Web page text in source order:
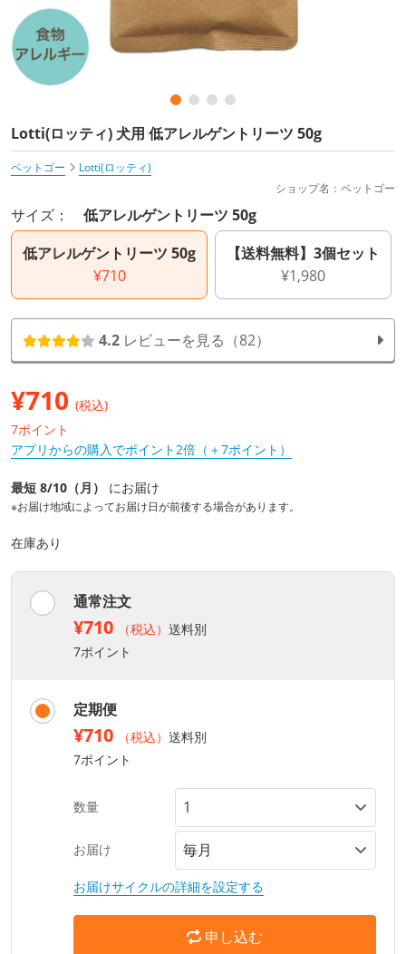
Lotti(ロッティ) 犬用 低アレルゲントリーツ 50g
ペットゴー
Lotti(ロッティ)
ショップ名：ペットゴー
サイズ： 低アレルゲントリーツ 50g
低アレルゲントリーツ 50g
¥710
【送料無料】3個セット
¥1,980
4.2 レビューを見る（82）
¥710 (税込)
7ポイント
アプリからの購入でポイント2倍（＋7ポイント）
最短 8/10（月） にお届け
※お届け地域によってお届け日が前後する場合があります。
在庫あり
通常注文
¥710 （税込） 送料別
7ポイント
定期便
¥710 （税込） 送料別
7ポイント
数量
お届け
お届けサイクルの詳細を設定する
申し込む